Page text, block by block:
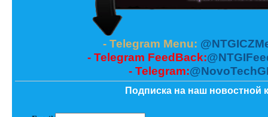
- Telegram Menu:
- Telegram FeedBack:
- Telegram:
Подписка на наш новостной